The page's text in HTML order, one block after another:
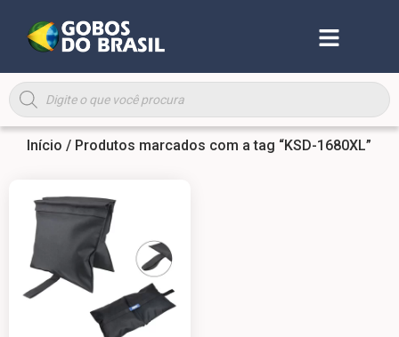
Início / Produtos marcados com a tag “KSD-1680XL”